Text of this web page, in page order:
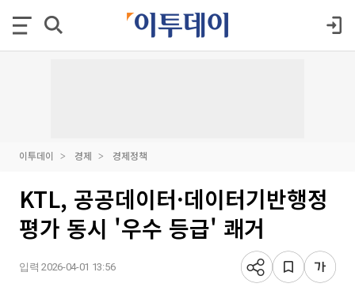
이투데이 경제 경제정책
KTL, 공공데이터·데이터기반행정
평가 동시 '우수 등급' 쾌거
입력 2026-04-01 13:56